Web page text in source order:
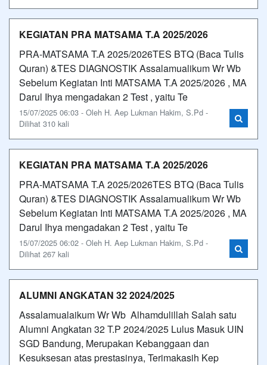
KEGIATAN PRA MATSAMA T.A 2025/2026
PRA-MATSAMA T.A 2025/2026TES BTQ (Baca Tulis
Quran) &TES DIAGNOSTIK Assalamualikum Wr Wb
Sebelum Kegiatan Inti MATSAMA T.A 2025/2026 , MA
Darul Ihya mengadakan 2 Test , yaitu Te
15/07/2025 06:03 - Oleh H. Aep Lukman Hakim, S.Pd -
Dilihat 310 kali
KEGIATAN PRA MATSAMA T.A 2025/2026
PRA-MATSAMA T.A 2025/2026TES BTQ (Baca Tulis
Quran) &TES DIAGNOSTIK Assalamualikum Wr Wb
Sebelum Kegiatan Inti MATSAMA T.A 2025/2026 , MA
Darul Ihya mengadakan 2 Test , yaitu Te
15/07/2025 06:02 - Oleh H. Aep Lukman Hakim, S.Pd -
Dilihat 267 kali
ALUMNI ANGKATAN 32 2024/2025
Assalamualaikum Wr Wb Alhamdulillah Salah satu
Alumni Angkatan 32 T.P 2024/2025 Lulus Masuk UIN
SGD Bandung, Merupakan Kebanggaan dan
Kesuksesan atas prestasinya, Terimakasih Kep